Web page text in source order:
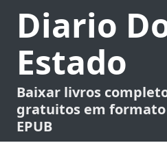
Diario
Estado
Baixar livros
gratuitos em formato
EPUB